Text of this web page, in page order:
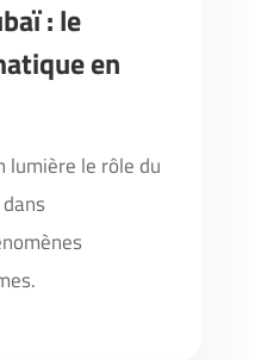
: le
en
lumière le rôle du